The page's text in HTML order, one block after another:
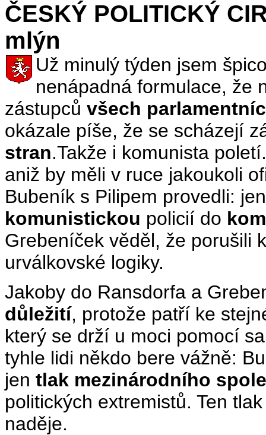
ČESKÝ POLITICKÝ
mlýn
Už minulý týden jsem
nenápadná formulace, že
zástupců všech
okázale píše, že se scházejí
stran.Takže i komunista
aniž by měli v ruce jakoukoli
Bubeník s Pilipem provedli:
komunistickou policií do
Grebeníček věděl, že porušili
urválkovské logiky.
Jakoby do Ransdorfa a
důležití, protože patří ke
který se drží u moci pomocí
tyhle lidi někdo bere vážně:
jen tlak mezinárodního
politických extremistů. Ten
naděje.